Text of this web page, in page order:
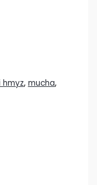
hmyz, mucha,